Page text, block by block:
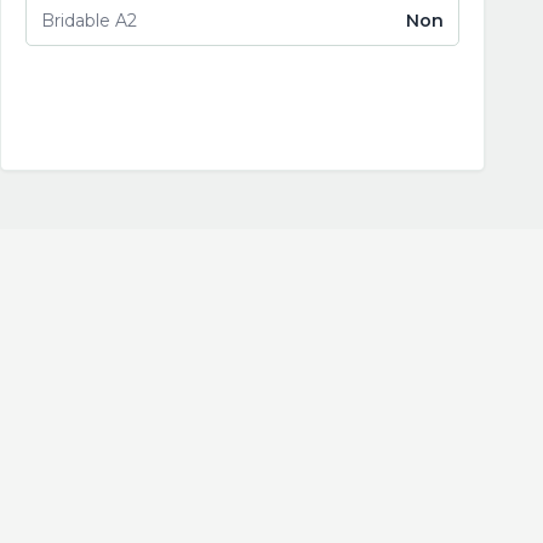
Bridable A2 Non